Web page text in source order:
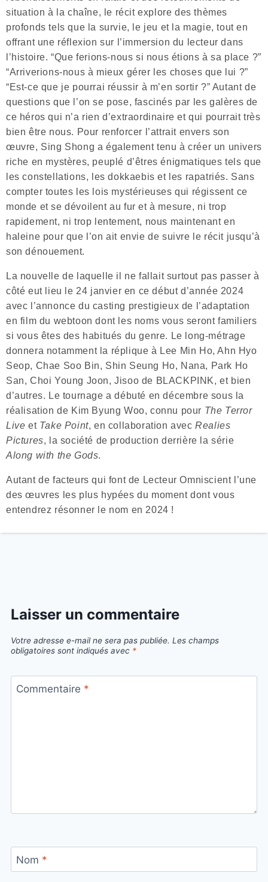
situation à la chaîne, le récit explore des thèmes
profonds tels que la survie, le jeu et la magie, tout en
offrant une réflexion sur l’immersion du lecteur dans
l’histoire. “Que ferions-nous si nous étions à sa place ?”
“Arriverions-nous à mieux gérer les choses que lui ?”
“Est-ce que je pourrai réussir à m’en sortir ?” Autant de
questions que l’on se pose, fascinés par les galères de
ce héros qui n’a rien d’extraordinaire et qui pourrait très
bien être nous. Pour renforcer l’attrait envers son
œuvre, Sing Shong a également tenu à créer un univers
riche en mystères, peuplé d’êtres énigmatiques tels que
les constellations, les dokkaebis et les rapatriés. Sans
compter toutes les lois mystérieuses qui régissent ce
monde et se dévoilent au fur et à mesure, ni trop
rapidement, ni trop lentement, nous maintenant en
haleine pour que l’on ait envie de suivre le récit jusqu’à
son dénouement.
La nouvelle de laquelle il ne fallait surtout pas passer à
côté eut lieu le 24 janvier en ce début d’année 2024
avec l’annonce du casting prestigieux de l’adaptation
en film du webtoon dont les noms vous seront familiers
si vous êtes des habitués du genre. Le long-métrage
donnera notamment la réplique à Lee Min Ho, Ahn Hyo
Seop, Chae Soo Bin, Shin Seung Ho, Nana, Park Ho
San, Choi Young Joon, Jisoo de BLACKPINK, et bien
d’autres. Le tournage a débuté en décembre sous la
réalisation de Kim Byung Woo, connu pour The Terror
Live et Take Point, en collaboration avecRealies
Pictures, la société de production derrière la série
Along with the Gods.
Autant de facteurs qui font de Lecteur Omniscient l’une
des œuvres les plus hypées du moment dont vous
entendrez résonner le nom en 2024 !
Laisser un commentaire
Votre adresse e-mail ne sera pas publiée. Les champs
obligatoires sont indiqués avec *
Commentaire *
Nom *